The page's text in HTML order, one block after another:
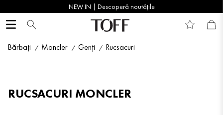
NEW IN | Descoperă noutățile
Bărbați Moncler Genți Rucsacuri
RUCSACURI MONCLER